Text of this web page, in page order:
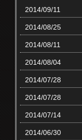
2014/09/11
2014/08/25
2014/08/11
2014/08/04
2014/07/28
2014/07/28
2014/07/14
2014/06/30